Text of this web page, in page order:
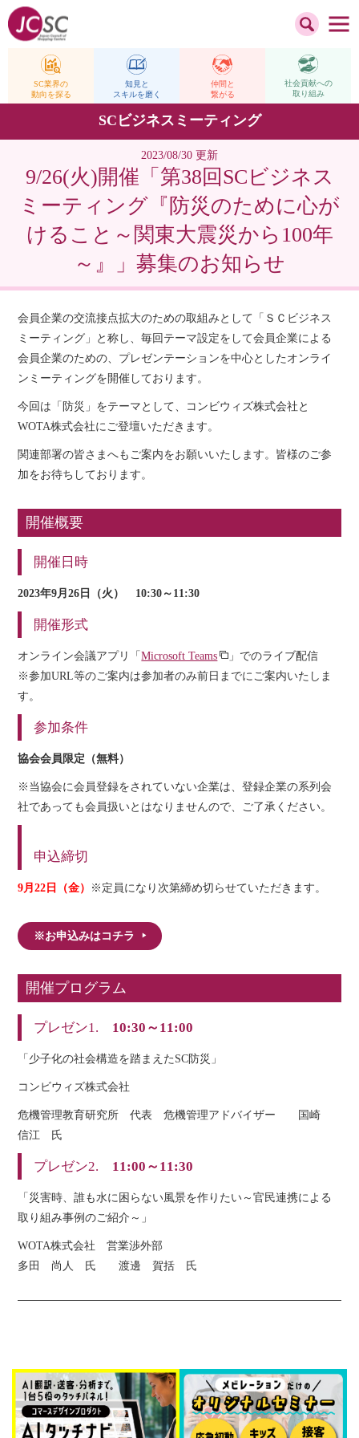
SC業界の
動向を探る
知見と
スキルを磨く
仲間と
繋がる
社会貢献への
取り組み
SCビジネスミーティング
2023/08/30 更新
9/26(火)開催「第38回SCビジネス
ミーティング『防災のために心が
けること～関東大震災から100年
～』」募集のお知らせ
会員企業の交流接点拡大のための取組みとして「ＳＣビジネス
ミーティング」と称し、毎回テーマ設定をして会員企業による
会員企業のための、プレゼンテーションを中心としたオンライ
ンミーティングを開催しております。
今回は「防災」をテーマとして、コンビウィズ株式会社と
WOTA株式会社にご登壇いただきます。
関連部署の皆さまへもご案内をお願いいたします。皆様のご参
加をお待ちしております。
開催概要
開催日時
2023年9月26日（火） 10:30～11:30
開催形式
オンライン会議アプリ「Microsoft Teams
」でのライブ配信
※参加URL等のご案内は参加者のみ前日までにご案内いたしま
す。
参加条件
協会会員限定（無料）
※当協会に会員登録をされていない企業は、登録企業の系列会
社であっても会員扱いとはなりませんので、ご了承ください。
申込締切
9月22日（金） ※定員になり次第締め切らせていただきます。
※お申込みはコチラ
開催プログラム
プレゼン1. 10:30～11:00
「少子化の社会構造を踏まえたSC防災」
コンビウィズ株式会社
危機管理教育研究所 代表 危機管理アドバイザー 国崎
信江 氏
プレゼン2. 11:00～11:30
「災害時、誰も水に困らない風景を作りたい～官民連携による
取り組み事例のご紹介～」
WOTA株式会社 営業渉外部
多田 尚人 氏 渡邊 賀括 氏